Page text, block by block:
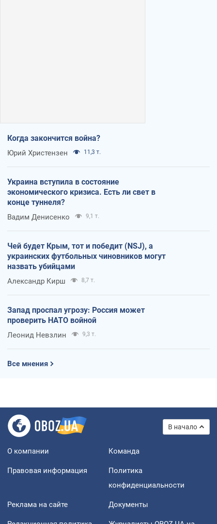
Когда закончится война?
Юрий Христензен 11,3 т.
Украина вступила в состояние
экономического кризиса. Есть ли свет в
конце туннеля?
Вадим Денисенко 9,1 т.
Чей будет Крым, тот и победит (NSJ), а
украинских футбольных чиновников могут
назвать убийцами
Александр Кирш 8,7 т.
Запад проспал угрозу: Россия может
проверить НАТО войной
Леонид Невзлин 9,3 т.
Все мнения
В начало
О компании Команда
Правовая информация
Политика
конфиденциальности
Реклама на сайте Документы